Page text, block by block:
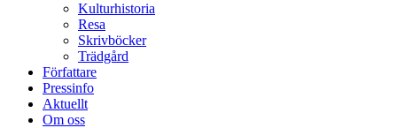
Kulturhistoria
Resa
Skrivböcker
Trädgård
Författare
Pressinfo
Aktuellt
Om oss